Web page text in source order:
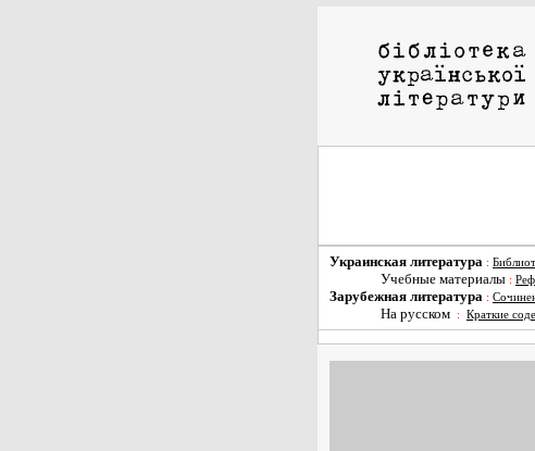
Украинская литература :
Учебные материалы :
Зарубежная литература :
На русском
: Краткие